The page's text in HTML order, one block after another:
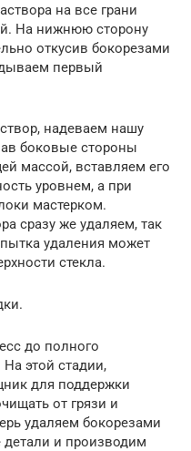
на все грани
На нижнюю сторону
откусив бокорезами
первый
надеваем нашу
боковые стороны
массой, вставляем его
уровнем, а при
мастерком.
сразу же удаляем, так
удаления может
стекла.
до полного
этой стадии,
для поддержки
от грязи и
удаляем бокорезами
и производим